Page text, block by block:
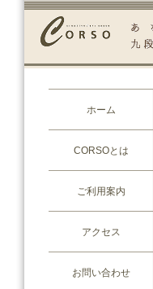
ホーム
CORSOとは
ご利用案内
アクセス
お問い合わせ